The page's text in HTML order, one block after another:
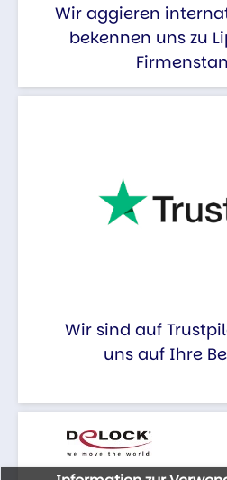
Wir aggieren
bekennen uns zu
Wir sind auf
uns auf Ihre